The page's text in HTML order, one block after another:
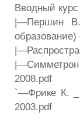
Вводный
|—Першин В.
образование)
2008.pdf
`—Фрике К. _
2003.pdf